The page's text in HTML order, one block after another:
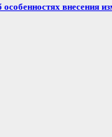
внесения